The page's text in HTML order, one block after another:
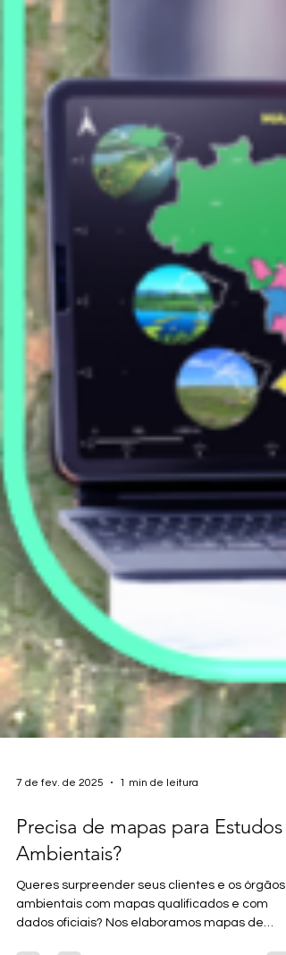
Precisa de mapas para Estudos
Ambientais?
Queres surpreender seus clientes e os órgãos
dados oficiais? Nos elaboramos mapas de